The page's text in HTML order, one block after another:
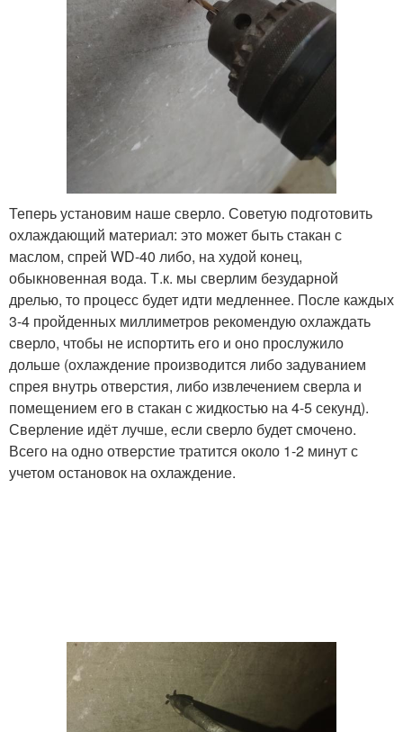
Теперь установим наше сверло. Советую подготовить
охлаждающий материал: это может быть стакан с
маслом, спрей WD-40 либо, на худой конец,
обыкновенная вода. Т.к. мы сверлим безударной
дрелью, то процесс будет идти медленнее. После каждых
3-4 пройденных миллиметров рекомендую охлаждать
сверло, чтобы не испортить его и оно прослужило
дольше (охлаждение производится либо задуванием
спрея внутрь отверстия, либо извлечением сверла и
помещением его в стакан с жидкостью на 4-5 секунд).
Сверление идёт лучше, если сверло будет смочено.
Всего на одно отверстие тратится около 1-2 минут с
учетом остановок на охлаждение.